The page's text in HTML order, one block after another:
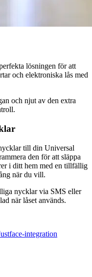
lösningen för att
och elektroniska lås med
och njut av den extra
till din Universal
den för att släppa
i ditt hem med en tillfällig
när du vill.
nycklar via SMS eller
när låset används.
integration